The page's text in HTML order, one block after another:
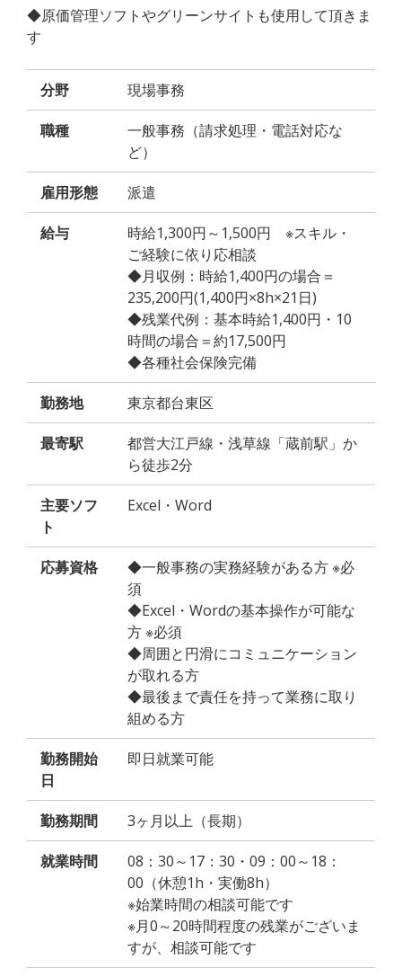
◆原価管理ソフトやグリーンサイトも使用して頂きま
す
分野 現場事務
職種
一般事務（請求処理・電話対応な
ど）
雇用形態 派遣
給与
時給1,300円～1,500円 ※スキル・
ご経験に依り応相談
◆月収例：時給1,400円の場合＝
235,200円(1,400円×8h×21日)
◆残業代例：基本時給1,400円・10
時間の場合＝約17,500円
◆各種社会保険完備
勤務地 東京都台東区
最寄駅
都営大江戸線・浅草線「蔵前駅」か
ら徒歩2分
主要ソフ
ト
Excel・Word
応募資格
◆一般事務の実務経験がある方 ※必
須
◆Excel・Wordの基本操作が可能な
方 ※必須
◆周囲と円滑にコミュニケーション
が取れる方
◆最後まで責任を持って業務に取り
組める方
勤務開始
日
即日就業可能
勤務期間 3ヶ月以上（長期）
就業時間
08：30～17：30・09：00～18：
00（休憩1h・実働8h）
※始業時間の相談可能です
※月0～20時間程度の残業がございま
すが、相談可能です